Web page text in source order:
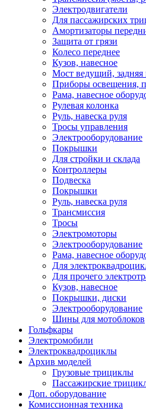
Электродвигатели
Для пассажирских
Амортизаторы
Защита от грязи
Колесо переднее
Кузов, навесное
Мост ведущий, задняя
Приборы освещения,
Рама, навесное
Рулевая колонка
Руль, навеска руля
Тросы управления
Электрооборудование
Покрышки
Для стройки и склада
Контроллеры
Подвеска
Покрышки
Руль, навеска руля
Трансмиссия
Тросы
Электромоторы
Электрооборудование
Рама, навесное
Для
Для прочего
Кузов, навесное
Покрышки, диски
Электрооборудование
Шины для мотоблоков
Гольфкары
Электромобили
Электроквадроциклы
Архив моделей
Грузовые трициклы
Пассажирские
Доп. оборудование
Комиссионная техника